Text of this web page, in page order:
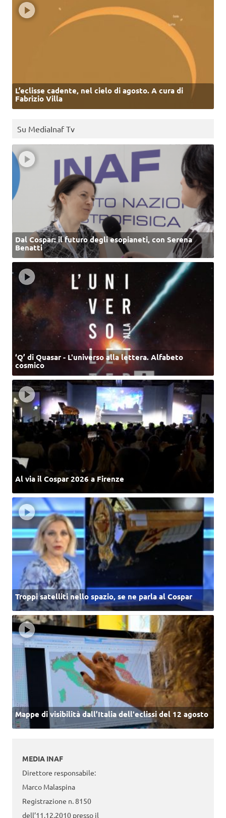
L’eclisse cadente, nel cielo di agosto. A cura di
Fabrizio Villa
Su MediaInaf Tv
Dal Cospar: il futuro degli esopianeti, con Serena
Benatti
‘Q’ di Quasar - L'universo alla lettera. Alfabeto
cosmico
Al via il Cospar 2026 a Firenze
Troppi satelliti nello spazio, se ne parla al Cospar
Mappe di visibilità dall’Italia dell'eclissi del 12 agosto
MEDIA INAF
Direttore responsabile:
Marco Malaspina
Registrazione n. 8150
dell’11.12.2010 presso il